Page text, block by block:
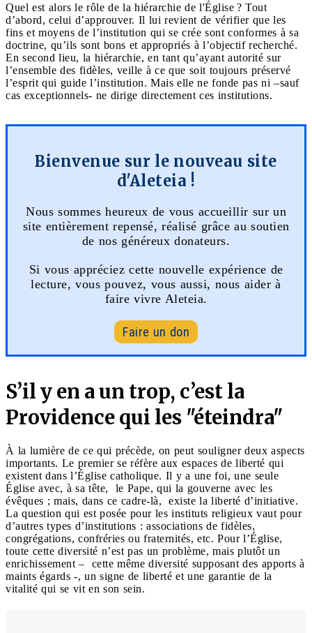
Quel est alors le rôle de la hiérarchie de l'Église ? Tout
d’abord, celui d’approuver. Il lui revient de vérifier que les
fins et moyens de l’institution qui se crée sont conformes à sa
doctrine, qu’ils sont bons et appropriés à l’objectif recherché.
En second lieu, la hiérarchie, en tant qu’ayant autorité sur
l’ensemble des fidèles, veille à ce que soit toujours préservé
l’esprit qui guide l’institution. Mais elle ne fonde pas ni –sauf
cas exceptionnels- ne dirige directement ces institutions.
Bienvenue sur le nouveau site
d'Aleteia !
Nous sommes heureux de vous accueillir sur un
site entièrement repensé, réalisé grâce au soutien
de nos généreux donateurs.
Si vous appréciez cette nouvelle expérience de
lecture, vous pouvez, vous aussi, nous aider à
faire vivre Aleteia.
Faire un don
S’il y en a un trop, c’est la
Providence qui les "éteindra"
À la lumière de ce qui précède, on peut souligner deux aspects
importants. Le premier se réfère aux espaces de liberté qui
existent dans l’Église catholique. Il y a une foi, une seule
Église avec, à sa tête, le Pape, qui la gouverne avec les
évêques ; mais, dans ce cadre-là, existe la liberté d’initiative.
La question qui est posée pour les instituts religieux vaut pour
d’autres types d’institutions : associations de fidèles,
congrégations, confréries ou fraternités, etc. Pour l’Église,
toute cette diversité n’est pas un problème, mais plutôt un
enrichissement – cette même diversité supposant des apports à
maints égards -, un signe de liberté et une garantie de la
vitalité qui se vit en son sein.